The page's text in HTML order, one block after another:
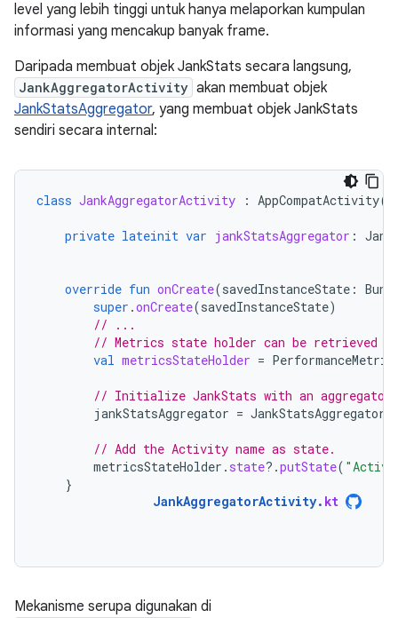
level yang lebih tinggi untuk hanya melaporkan kumpulan
informasi yang mencakup banyak frame.
Daripada membuat objek JankStats secara langsung,
JankAggregatorActivity akan membuat objek
JankStatsAggregator, yang membuat objek JankStats
sendiri secara internal:
class JankAggregatorActivity : AppCompatActivity()
private lateinit var jankStatsAggregator :
override fun onCreate(savedInstanceState :
super .onCreate(savedInstanceState)
// ...
// Metrics state holder can be retrieved
val metricsStateHolder =
// Initialize JankStats with an aggregator
jankStatsAggregator = JankStatsAggregator
// Add the Activity name as state.
metricsStateHolder . state?.putState(
}
JankAggregatorActivity. kt
Mekanisme serupa digunakan di